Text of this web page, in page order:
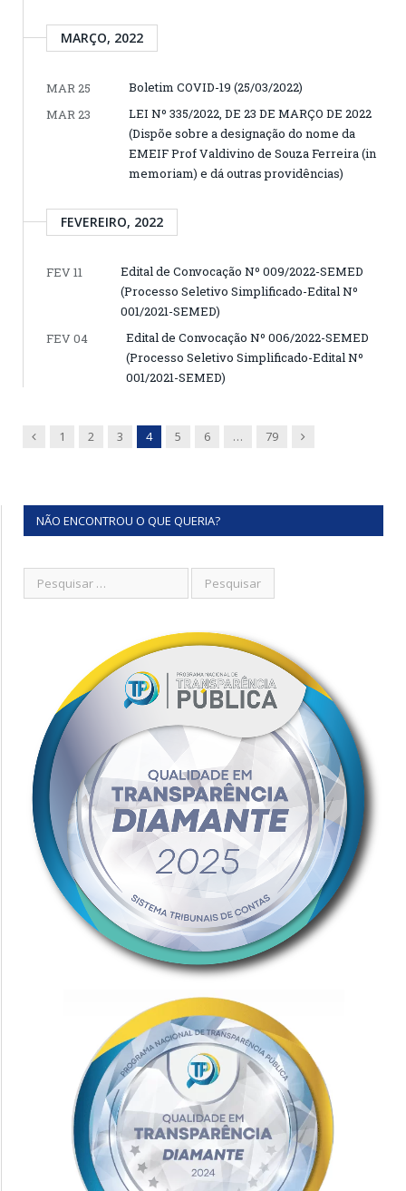
MARÇO, 2022
MAR 25
Boletim COVID-19 (25/03/2022)
MAR 23
LEI Nº 335/2022, DE 23 DE MARÇO DE 2022
(Dispõe sobre a designação do nome da
EMEIF Prof Valdivino de Souza Ferreira (in
memoriam) e dá outras providências)
FEVEREIRO, 2022
FEV 11
Edital de Convocação Nº 009/2022-SEMED
(Processo Seletivo Simplificado-Edital Nº
001/2021-SEMED)
FEV 04
Edital de Convocação Nº 006/2022-SEMED
(Processo Seletivo Simplificado-Edital Nº
001/2021-SEMED)
Previous
1 2 3 4 5 6 … 79 Next
NÃO ENCONTROU O QUE QUERIA?